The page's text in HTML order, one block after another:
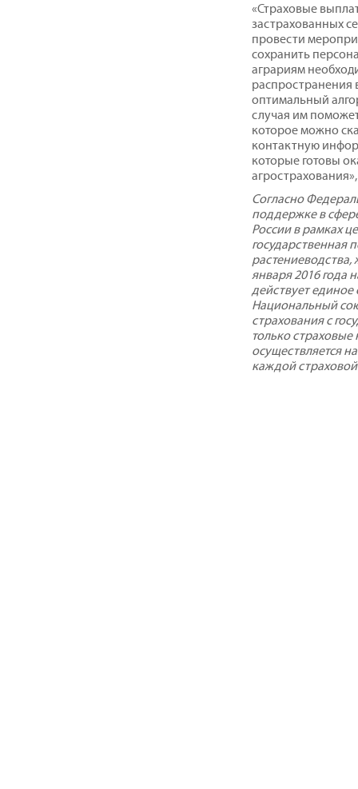
«Страховые
застрахованных
провести
сохранить
аграриям
распространения
оптимальный
случая им
которое можно
контактную
которые готовы
Согласно
поддержке в
России в рамках
государственная
растениеводства,
января 2016 года
действует
Национальный
страхования с
только
осуществляется
каждой